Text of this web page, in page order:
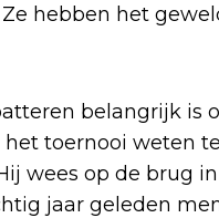
hebben het
belangrijk is
toernooi weten
wees op de brug
jaar geleden